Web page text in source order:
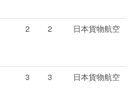
2 2 日本貨物航空
3 3 日本貨物航空